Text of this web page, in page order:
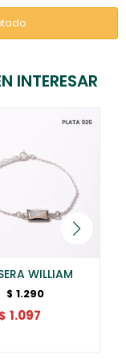
INTERESAR
WILLIAM
$ 1.290
$ 1.097